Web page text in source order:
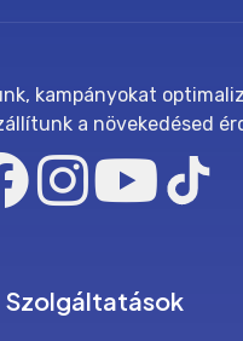
kampányokat
a növekedésed
Szolgáltatások